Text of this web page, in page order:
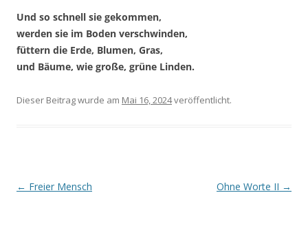
Und so schnell sie gekommen,
werden sie im Boden verschwinden,
füttern die Erde, Blumen, Gras,
und Bäume, wie große, grüne Linden.
Dieser Beitrag wurde am Mai 16, 2024veröffentlicht.
Beitragsnavigation
← Freier Mensch Ohne Worte II →